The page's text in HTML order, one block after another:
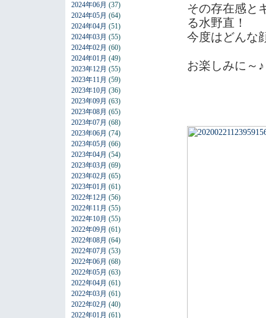
2024年06月 (37)
2024年05月 (64)
2024年04月 (51)
2024年03月 (55)
2024年02月 (60)
2024年01月 (49)
2023年12月 (55)
2023年11月 (59)
2023年10月 (36)
2023年09月 (63)
2023年08月 (65)
2023年07月 (68)
2023年06月 (74)
2023年05月 (66)
2023年04月 (54)
2023年03月 (69)
2023年02月 (65)
2023年01月 (61)
2022年12月 (56)
2022年11月 (55)
2022年10月 (55)
2022年09月 (61)
2022年08月 (64)
2022年07月 (53)
2022年06月 (68)
2022年05月 (63)
2022年04月 (61)
2022年03月 (61)
2022年02月 (40)
2022年01月 (61)
その存在感と
る水野直！
今度はどんな
お楽しみに～♪